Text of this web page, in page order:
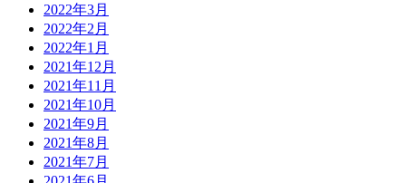
2022年3月
2022年2月
2022年1月
2021年12月
2021年11月
2021年10月
2021年9月
2021年8月
2021年7月